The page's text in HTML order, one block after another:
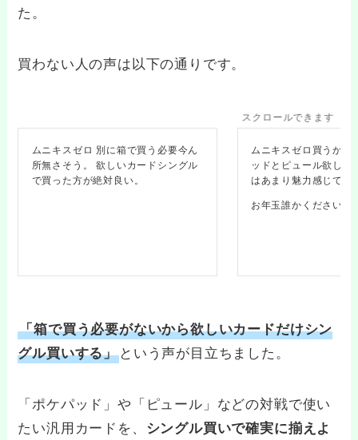
た。
買わない人の声は以下の通りです。
スクロールできます
ムニキスゼロ 別に箱で買う必要今ん
所無さそう。 欲しいカードシングル
で買った方が絶対良い。
ムニキスゼロ買うか
ッドとピュール欲しい
はあまり魅力感じてな
お年玉誰かくださいな
「箱で買う必要がないから欲しいカードだけシン
グル買いする」 という声が目立ちました。
「ポケパッド」や「ピュール」などの対戦で使い
たい汎用カードを、 シングル買いで確実に揃えよ